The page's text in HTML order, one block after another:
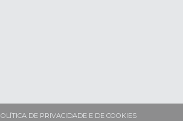
DE PRIVACIDADE E DE COOKIES